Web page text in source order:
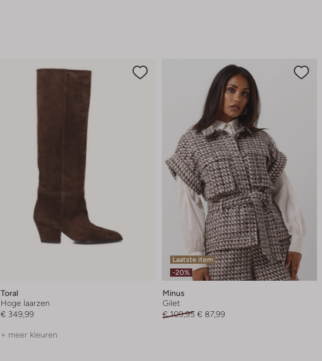
Toral
Hoge laarzen
€ 349,99
+ meer kleuren
Laatste item
-20%
Minus
Gilet
€ 109,95 € 87,99